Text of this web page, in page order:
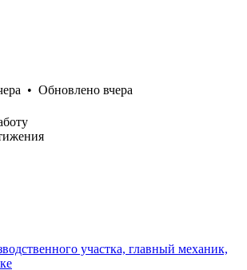
• Обновлено вчера
участка, главный механик,